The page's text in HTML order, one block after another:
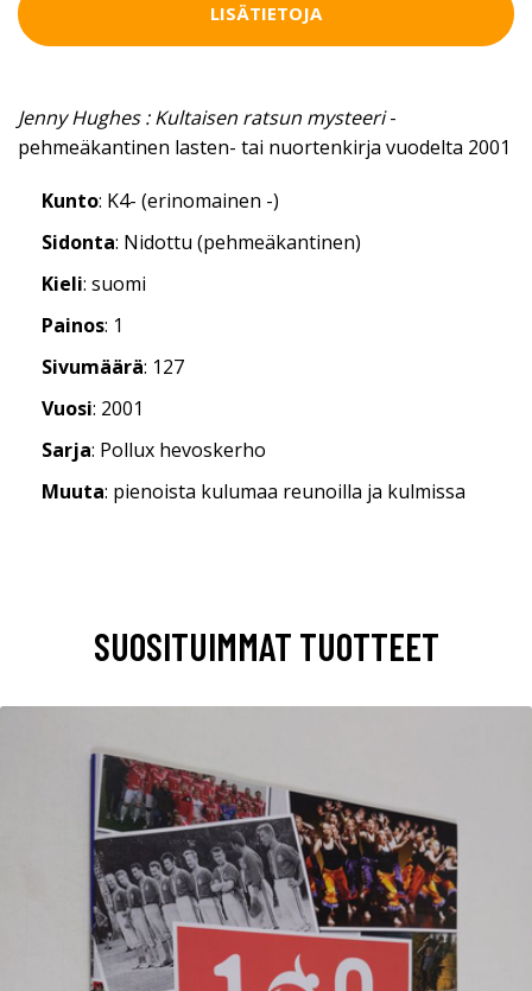
LISÄTIETOJA
Jenny Hughes : Kultaisen ratsun mysteeri-
pehmeäkantinen lasten- tai nuortenkirja vuodelta 2001
Kunto: K4- (erinomainen -)
Sidonta: Nidottu (pehmeäkantinen)
Kieli: suomi
Painos: 1
Sivumäärä: 127
Vuosi: 2001
Sarja: Pollux hevoskerho
Muuta: pienoista kulumaa reunoilla ja kulmissa
SUOSITUIMMAT TUOTTEET